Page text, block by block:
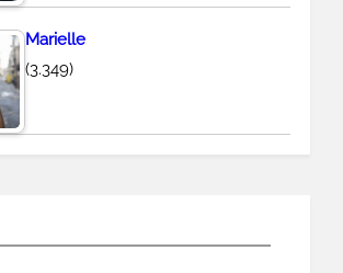
Marielle
(3.349)